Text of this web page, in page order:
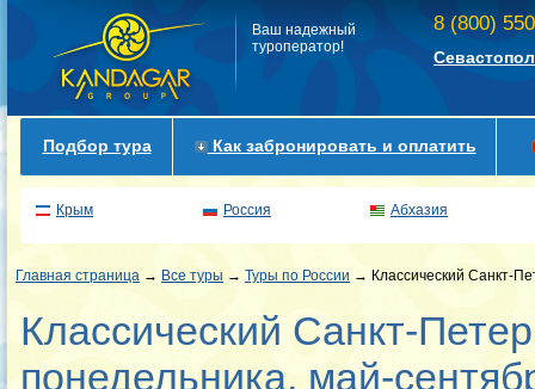
Ваш надежный
туроператор!
8 (800)
Подбор тура Как забронировать и оплатить
Крым Россия Абхазия
Главная страница → Все туры → Туры по России → Классический Санкт-
Классический Санкт-
понедельника, май-